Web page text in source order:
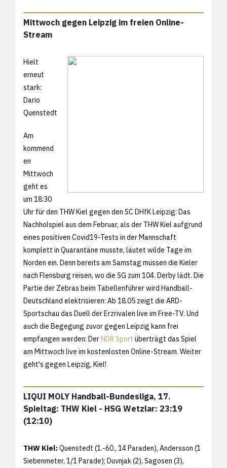
Mittwoch gegen Leipzig im freien Online-
Stream
Hielt
erneut
stark:
Dario
Quenstedt
Am
kommend
en
Mittwoch
geht es
um 18:30
Uhr für den THW Kiel gegen den SC DHfK Leipzig: Das
Nachholspiel aus dem Februar, als der THW Kiel aufgrund
eines positiven Covid19-Tests in der Mannschaft
komplett in Quarantäne musste, läutet wilde Tage im
Norden ein. Denn bereits am Samstag müssen die Kieler
nach Flensburg reisen, wo die SG zum 104. Derby lädt. Die
Partie der Zebras beim Tabellenführer wird Handball-
Deutschland elektrisieren: Ab 18.05 zeigt die ARD-
Sportschau das Duell der Erzrivalen live im Free-TV. Und
auch die Begegung zuvor gegen Leipzig kann frei
empfangen werden: DerNDR Sport überträgt das Spiel
am Mittwoch live im kostenlosten Online-Stream. Weiter
geht's gegen Leipzig, Kiel!
LIQUI MOLY Handball-Bundesliga, 17.
Spieltag: THW Kiel - HSG Wetzlar: 23:19
(12:10)
THW Kiel:Quenstedt (1.-60., 14 Paraden), Andersson (1
Siebenmeter, 1/1 Parade); Duvnjak (2), Sagosen (3),